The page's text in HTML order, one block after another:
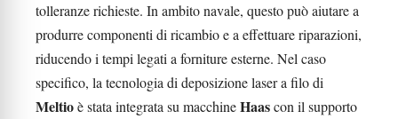
tolleranze richieste. In ambito navale, questo può aiutare a
produrre componenti di ricambio e a effettuare riparazioni,
riducendo i tempi legati a forniture esterne. Nel caso
specifico, la tecnologia di deposizione laser a filo di
Meltioè stata integrata su macchineHaascon il supporto